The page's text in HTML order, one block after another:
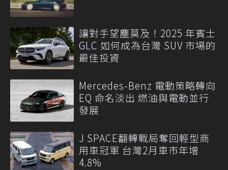
讓對手望塵莫及！2025 年賓士
GLC 如何成為台灣 SUV 市場的
最佳投資
Mercedes-Benz 電動策略轉向
EQ 命名淡出 燃油與電動並行
發展
J SPACE翻轉戰局奪回輕型商
用車冠軍 台灣2月車市年增
4.8%